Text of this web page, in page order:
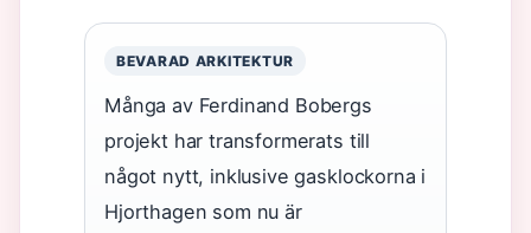
BEVARAD ARKITEKTUR
Många av Ferdinand Bobergs
projekt har transformerats till
något nytt, inklusive gasklockorna i
Hjorthagen som nu är